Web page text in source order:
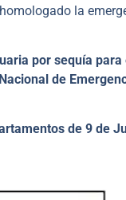
la
por sequía para
de
de 9 de